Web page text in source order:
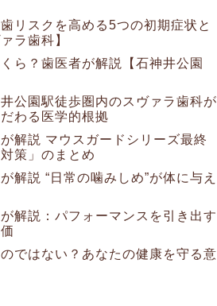
リスクを高める5つの初期症状と
ラ歯科】
ら？歯医者が解説【石神井公園
公園駅徒歩圏内のスヴァラ歯科が
わる医学的根拠
解説 マウスガードシリーズ最終
策」のまとめ
解説 “日常の噛みしめ”が体に与え
解説：パフォーマンスを引き出す
ではない？あなたの健康を守る意